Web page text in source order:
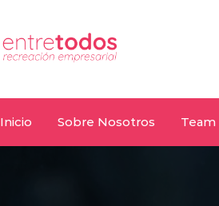
Whatsapp
092 487 198
Inicio Sobre Nosotros